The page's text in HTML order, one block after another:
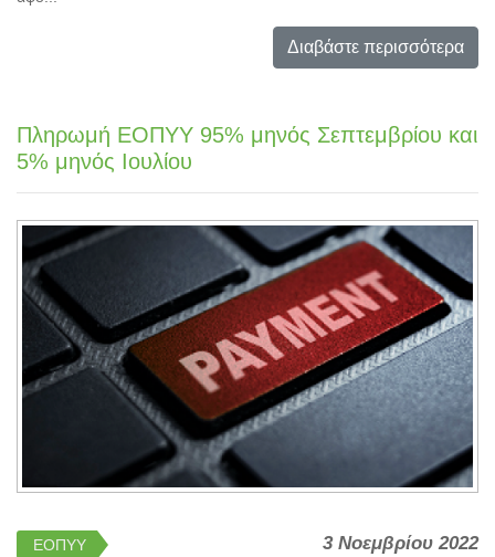
Διαβάστε περισσότερα
Πληρωμή ΕΟΠΥΥ 95% μηνός Σεπτεμβρίου και
5% μηνός Ιουλίου
ΕΟΠΥΥ 3 Νοεμβρίου 2022